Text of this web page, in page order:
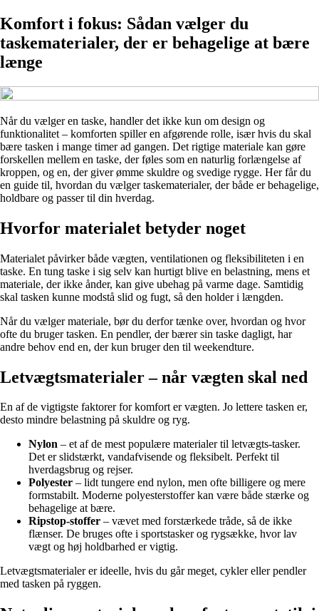
Komfort i fokus: Sådan vælger du
taskematerialer, der er behagelige at bære
længe
Når du vælger en taske, handler det ikke kun om design og
funktionalitet – komforten spiller en afgørende rolle, især hvis du skal
bære tasken i mange timer ad gangen. Det rigtige materiale kan gøre
forskellen mellem en taske, der føles som en naturlig forlængelse af
kroppen, og en, der giver ømme skuldre og svedige rygge. Her får du
en guide til, hvordan du vælger taskematerialer, der både er behagelige,
holdbare og passer til din hverdag.
Hvorfor materialet betyder noget
Materialet påvirker både vægten, ventilationen og fleksibiliteten i en
taske. En tung taske i sig selv kan hurtigt blive en belastning, mens et
materiale, der ikke ånder, kan give ubehag på varme dage. Samtidig
skal tasken kunne modstå slid og fugt, så den holder i længden.
Når du vælger materiale, bør du derfor tænke over, hvordan og hvor
ofte du bruger tasken. En pendler, der bærer sin taske dagligt, har
andre behov end en, der kun bruger den til weekendture.
Letvægtsmaterialer – når vægten skal ned
En af de vigtigste faktorer for komfort er vægten. Jo lettere tasken er,
desto mindre belastning på skuldre og ryg.
Nylon – et af de mest populære materialer til letvægts-tasker.
Det er slidstærkt, vandafvisende og fleksibelt. Perfekt til
hverdagsbrug og rejser.
Polyester – lidt tungere end nylon, men ofte billigere og mere
formstabilt. Moderne polyesterstoffer kan være både stærke og
behagelige at bære.
Ripstop-stoffer – vævet med forstærkede tråde, så de ikke
flænser. De bruges ofte i sportstasker og rygsække, hvor lav
vægt og høj holdbarhed er vigtig.
Letvægtsmaterialer er ideelle, hvis du går meget, cykler eller pendler
med tasken på ryggen.